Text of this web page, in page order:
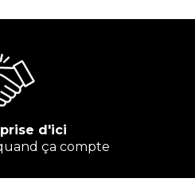
d'ici
ça compte